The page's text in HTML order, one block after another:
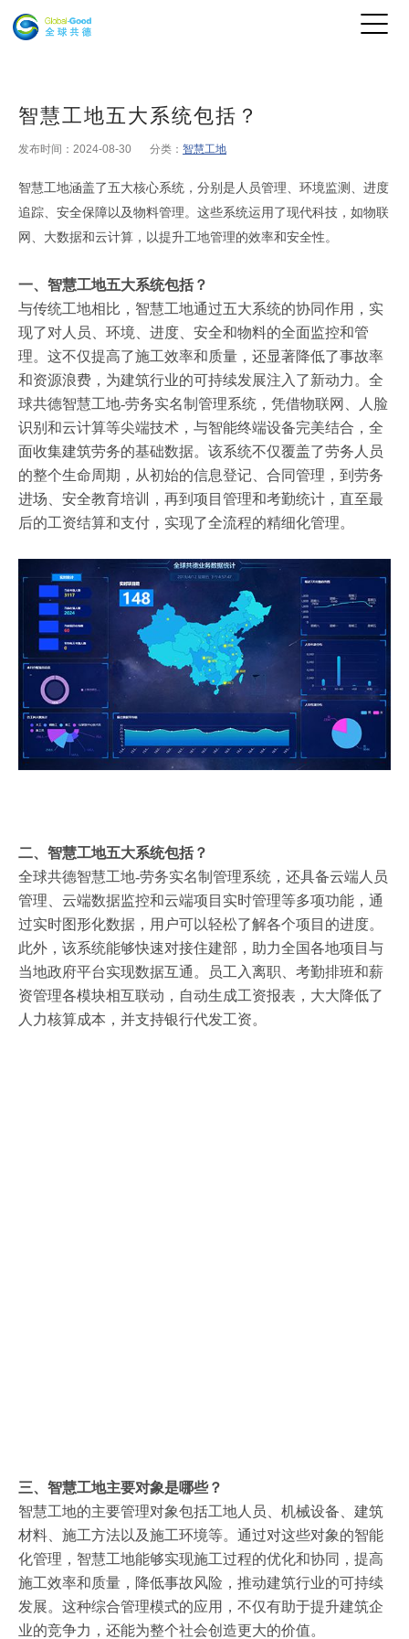
智慧工地五大系统包括？
发布时间：2024-08-30 分类： 智慧工地
智慧工地涵盖了五大核心系统，分别是人员管理、环境监测、进度
追踪、安全保障以及物料管理。这些系统运用了现代科技，如物联
网、大数据和云计算，以提升工地管理的效率和安全性。
一、智慧工地五大系统包括？
与传统工地相比，智慧工地通过五大系统的协同作用，实
现了对人员、环境、进度、安全和物料的全面监控和管
理。这不仅提高了施工效率和质量，还显著降低了事故率
和资源浪费，为建筑行业的可持续发展注入了新动力。 全
球共德智慧工地-劳务实名制管理系统，凭借物联网、人脸
识别和云计算等尖端技术，与智能终端设备完美结合，全
面收集建筑劳务的基础数据。该系统不仅覆盖了劳务人员
的整个生命周期，从初始的信息登记、合同管理，到劳务
进场、安全教育培训，再到项目管理和考勤统计，直至最
后的工资结算和支付，实现了全流程的精细化管理。
二、 智慧工地五大系统包括？
全球共德智慧工地-劳务实名制管理系统，还具备云端人员
管理、云端数据监控和云端项目实时管理等多项功能，通
过实时图形化数据，用户可以轻松了解各个项目的进度。
此外，该系统能够快速对接住建部，助力全国各地项目与
当地政府平台实现数据互通。员工入离职、考勤排班和薪
资管理各模块相互联动，自动生成工资报表，大大降低了
人力核算成本，并支持银行代发工资。
三、智慧工地主要对象是哪些？
智慧工地的主要管理对象包括工地人员、机械设备、建筑
材料、施工方法以及施工环境等。通过对这些对象的智能
化管理，智慧工地能够实现施工过程的优化和协同，提高
施工效率和质量，降低事故风险，推动建筑行业的可持续
发展。这种综合管理模式的应用，不仅有助于提升建筑企
业的竞争力，还能为整个社会创造更大的价值。